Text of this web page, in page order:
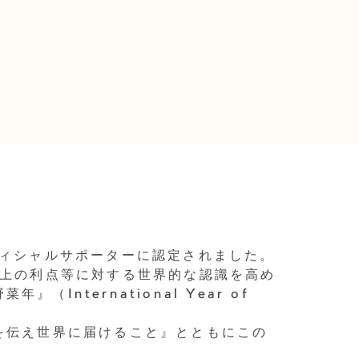
ャルサポーターに認定されました。
の利点等に対する世界的な認識を高め
野菜年』（International Year of
え世界に届けること』とともにこの